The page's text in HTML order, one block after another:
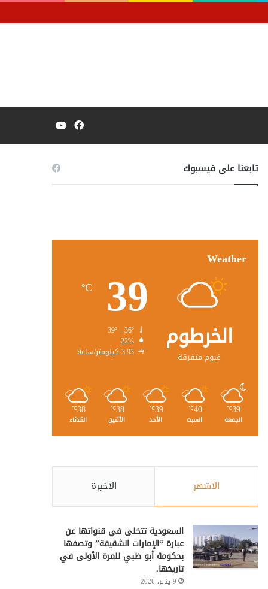
فيسبوك
تابعنا على فيسبوك
Weather
الخرطوم
غيوم متفرقة
39
℃
22%
3.93 كيلومتر/ساعة
39
℃
الجمعة
40
℃
السبت
39
℃
الأحد
38
℃
الأثنين
38
℃
الثلاثاء
الأشهر الأخيرة
السعودية تتخلى في قنواتها عن
عبارة “الإمارات الشقيقة” وتصفها
بحكومة أبو ظبي للمرة الأولى في
تاريخها.
9 يناير، 2026